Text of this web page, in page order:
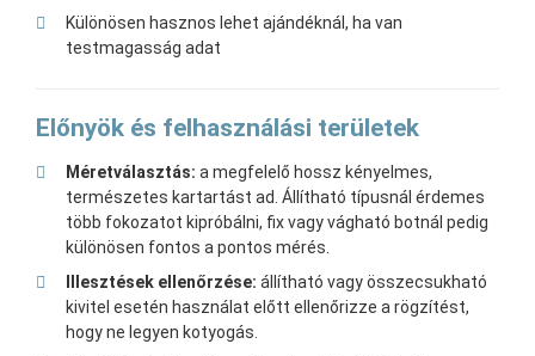
Különösen hasznos lehet ajándéknál, ha van
testmagasság adat
Előnyök és felhasználási területek
Méretválasztás: a megfelelő hossz kényelmes,
természetes kartartást ad. Állítható típusnál érdemes
több fokozatot kipróbálni, fix vagy vágható botnál pedig
különösen fontos a pontos mérés.
Illesztések ellenőrzése: állítható vagy összecsukható
kivitel esetén használat előtt ellenőrizze a rögzítést,
hogy ne legyen kotyogás.